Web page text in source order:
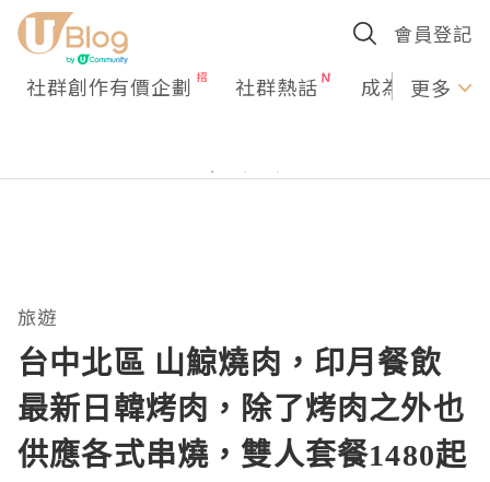
會員登記
社群創作有價企劃 社群熱話 成為U更多
旅遊
台中北區 山鯨燒肉，印月餐飲
最新日韓烤肉，除了烤肉之外也
供應各式串燒，雙人套餐1480起